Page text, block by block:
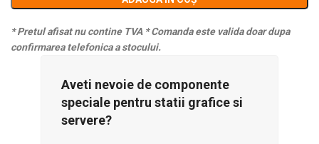
* Pretul afisat nu contine TVA * Comanda este valida doar dupa
confirmarea telefonica a stocului.
Aveti nevoie de componente
speciale pentru statii grafice si
servere?